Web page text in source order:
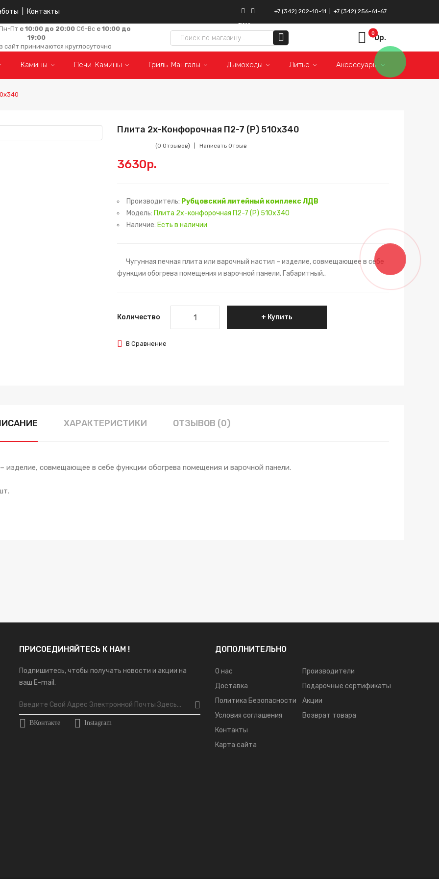
Контакты +7 (342) 202-10-11 +7 (342) 256-61-67
ВКонтакте
Instagram
Пт с 10:00 до 20:00 Сб-Вс с 10:00 до
19:00
сайт принимаются круглосуточно
00р.
Камины Печи-Камины Гриль-Мангалы Дымоходы Литье Аксессуары
Плита 2х-Конфорочная П2-7 (Р) 510х340
(0 Отзывов) Написать Отзыв
3630р.
Производитель: Рубцовский литейный комплекс ЛДВ
Модель: Плита 2х-конфорочная П2-7 (Р) 510х340
Наличие: Есть в наличии
Чугунная печная плита или варочный настил – изделие, совмещающее в себе
функции обогрева помещения и варочной панели. Габаритный..
Количество Купить
В Сравнение
ХАРАКТЕРИСТИКИ ОТЗЫВОВ (0)
совмещающее в себе функции обогрева помещения и варочной панели.
ПРИСОЕДИНЯЙТЕСЬ К НАМ !
Подпишитесь, чтобы получать новости и акции на
ваш E-mail.
ВКонтакте Instagram
ДОПОЛНИТЕЛЬНО
О нас
Доставка
Политика Безопасности
Условия соглашения
Контакты
Карта сайта
Производители
Подарочные сертификаты
Акции
Возврат товара